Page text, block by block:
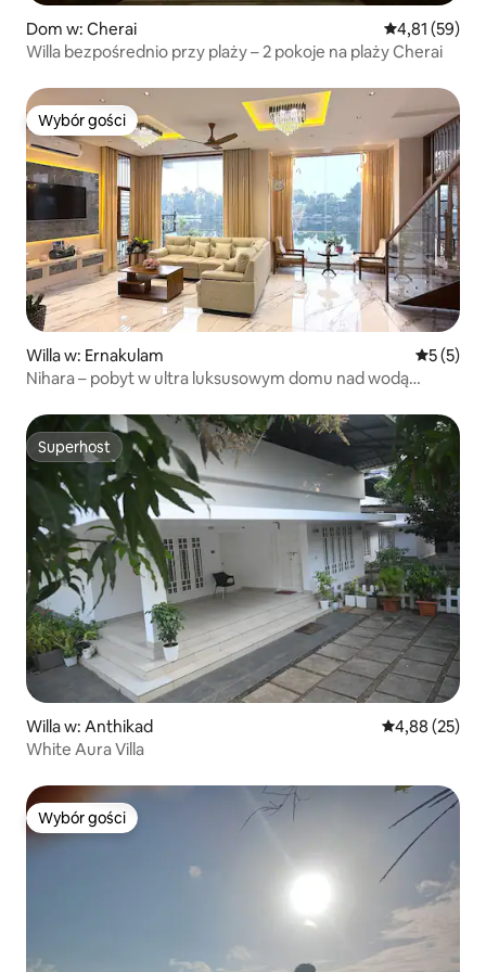
Dom w: Cherai Średnia
4,81 (59)
Willa bezpośrednio przy plaży – 2 pokoje na plaży Cherai
Wybór gości
Wybór gości
Willa w: Ernakulam Średnia
5 (5)
Nihara – pobyt w ultra luksusowym domu nad wodą
Superhost
Superhost
Willa w: Anthikad Średnia
4,88 (25)
White Aura Villa
Wybór gości
Wybór gości